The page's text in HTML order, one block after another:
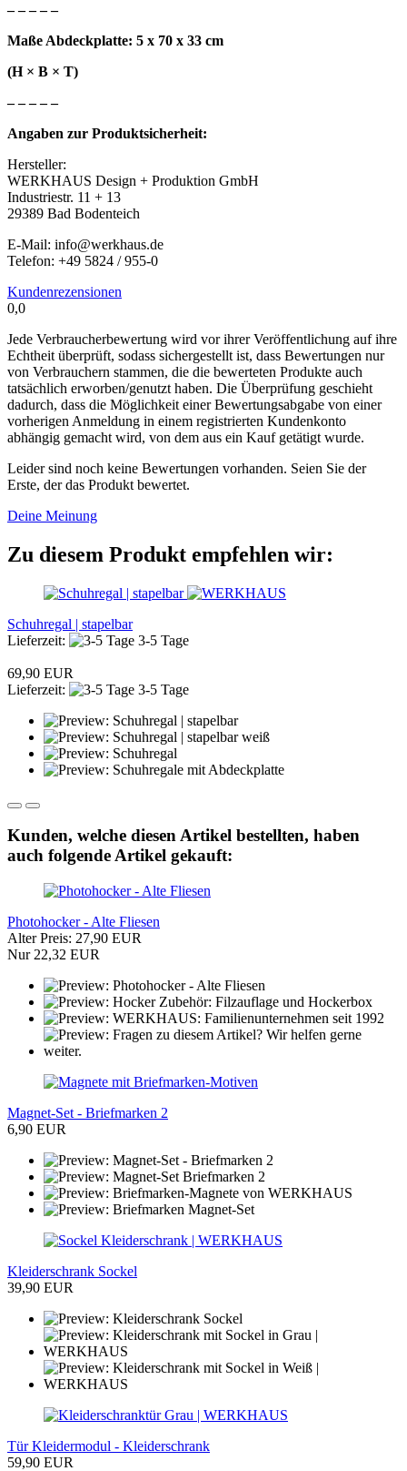
– – – – –
Maße Abdeckplatte: 5 x 70 x 33 cm
(H × B × T)
– – – – –
Angaben zur Produktsicherheit:
Hersteller:
WERKHAUS Design + Produktion GmbH
Industriestr. 11 + 13
29389 Bad Bodenteich
E-Mail: info@werkhaus.de
Telefon: +49 5824 / 955-0
Kundenrezensionen
0,0
Jede Verbraucherbewertung wird vor ihrer Veröffentlichung auf ihre
Echtheit überprüft, sodass sichergestellt ist, dass Bewertungen nur
von Verbrauchern stammen, die die bewerteten Produkte auch
tatsächlich erworben/genutzt haben. Die Überprüfung geschieht
dadurch, dass die Möglichkeit einer Bewertungsabgabe von einer
vorherigen Anmeldung in einem registrierten Kundenkonto
abhängig gemacht wird, von dem aus ein Kauf getätigt wurde.
Leider sind noch keine Bewertungen vorhanden. Seien Sie der
Erste, der das Produkt bewertet.
Deine Meinung
Zu diesem Produkt empfehlen wir:
Schuhregal | stapelbar
Lieferzeit:
3-5 Tage
69,90 EUR
Lieferzeit:
3-5 Tage
Kunden, welche diesen Artikel bestellten, haben
auch folgende Artikel gekauft:
Photohocker - Alte Fliesen
Alter Preis: 27,90 EUR
Nur 22,32 EUR
Magnet-Set - Briefmarken 2
6,90 EUR
Kleiderschrank Sockel
39,90 EUR
Tür Kleidermodul - Kleiderschrank
59,90 EUR